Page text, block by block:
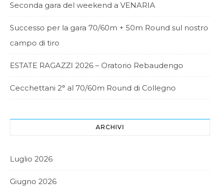
Seconda gara del weekend a VENARIA
Successo per la gara 70/60m + 50m Round sul nostro
campo di tiro
ESTATE RAGAZZI 2026 – Oratorio Rebaudengo
Cecchettani 2° al 70/60m Round di Collegno
ARCHIVI
Luglio 2026
Giugno 2026